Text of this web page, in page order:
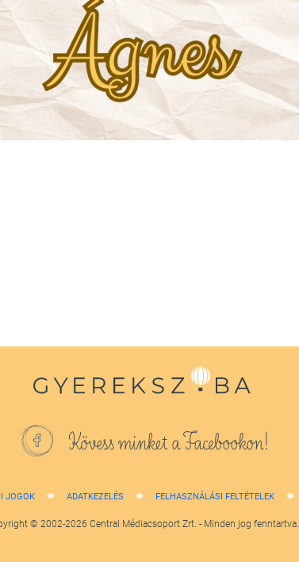
Kövess minket a Facebookon!
JOGOK ADATKEZELÉS FELHASZNÁLÁSI FELTÉTELEK
© 2002-2026 Central Médiacsoport Zrt. - Minden jog fenntartva.